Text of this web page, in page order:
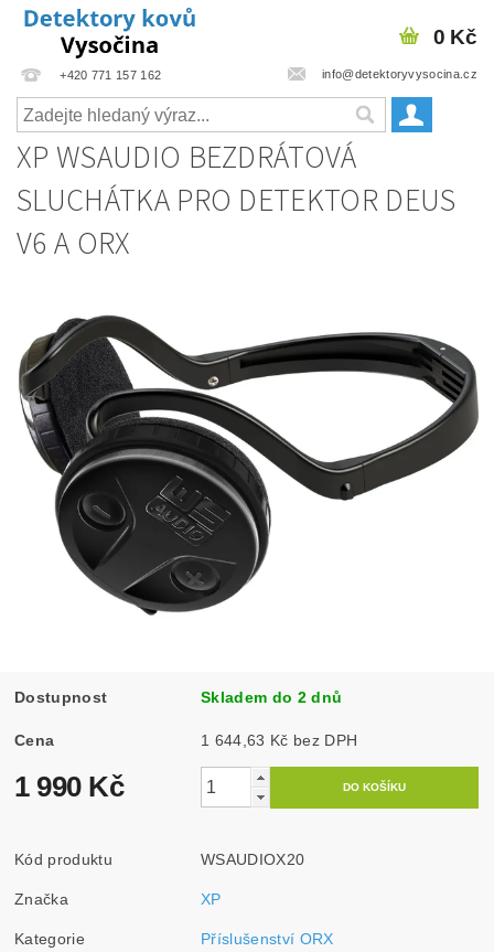
+420 771 157 162 info@detektoryvysocina.cz
0 Kč
XP WSAUDIO BEZDRÁTOVÁ
SLUCHÁTKA PRO DETEKTOR DEUS
V6 A ORX
Dostupnost Skladem do 2 dnů
Cena 1 644,63 Kč bez DPH
1 990 Kč
Kód produktu WSAUDIOX20
Značka XP
Kategorie Příslušenství ORX